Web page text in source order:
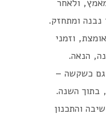
ולאחר
ומתחזק.
וזמני
הנאה.
גם כשקשה –
בתוך השנה.
והתכנון